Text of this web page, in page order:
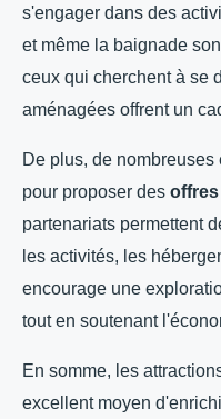
s'engager dans des
et même la baignade
ceux qui cherchent à se
aménagées offrent un
De plus, de
pour proposer des
partenariats permettent
les activités, les
encourage une
tout en soutenant
En somme, les
excellent moyen